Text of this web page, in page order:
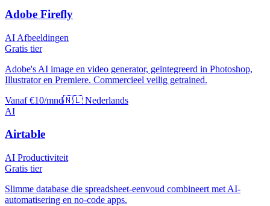
Adobe Firefly
AI Afbeeldingen
Gratis tier
Adobe's AI image en video generator, geïntegreerd in Photoshop,
Illustrator en Premiere. Commercieel veilig getrained.
Vanaf €10/mnd🇳🇱 Nederlands
AI
Airtable
AI Productiviteit
Gratis tier
Slimme database die spreadsheet-eenvoud combineert met AI-
automatisering en no-code apps.